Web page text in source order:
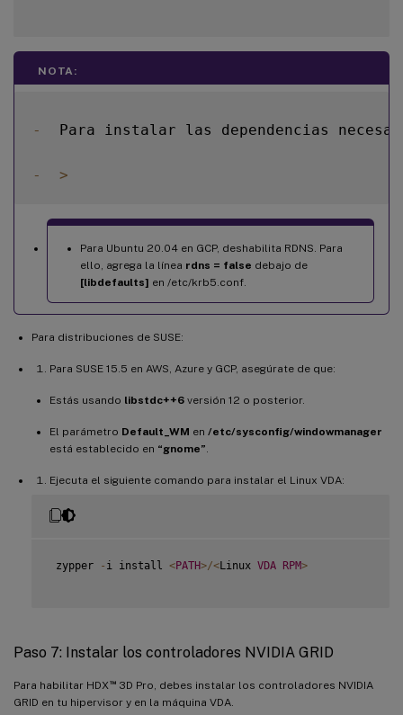
NOTA:
-
Para instalar las dependencias
- >
Para Ubuntu 20.04 en GCP, deshabilita RDNS. Para
ello, agrega la línea rdns = false debajo de
[libdefaults] en /etc/krb5.conf.
Para distribuciones de SUSE:
Para SUSE 15.5 en AWS, Azure y GCP, asegúrate de que:
Estás usando libstdc++6 versión 12 o posterior.
El parámetro Default_WM en /etc/sysconfig/windowmanager
está establecido en “gnome”
Ejecuta el siguiente comando para instalar el Linux VDA:
zypper - i install <PATH>/<Linux VDA RPM>
Paso 7: Instalar los controladores NVIDIA GRID
Para habilitar HDX ™3D Pro, debes instalar los controladores NVIDIA
GRID en tu hipervisor y en la máquina VDA.